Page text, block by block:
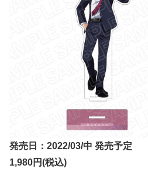
発売日：2022/03/中 発売予定
1,980円(税込)